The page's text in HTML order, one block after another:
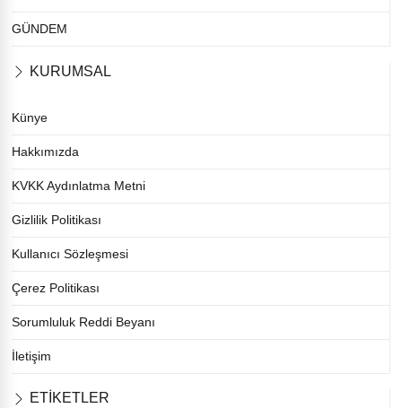
GÜNDEM
KURUMSAL
Künye
Hakkımızda
KVKK Aydınlatma Metni
Gizlilik Politikası
Kullanıcı Sözleşmesi
Çerez Politikası
Sorumluluk Reddi Beyanı
İletişim
ETİKETLER